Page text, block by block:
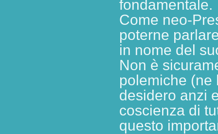
fondamentale.
Come neo-
poterne
in nome del
Non è
polemiche (ne
desidero anzi
coscienza di
questo